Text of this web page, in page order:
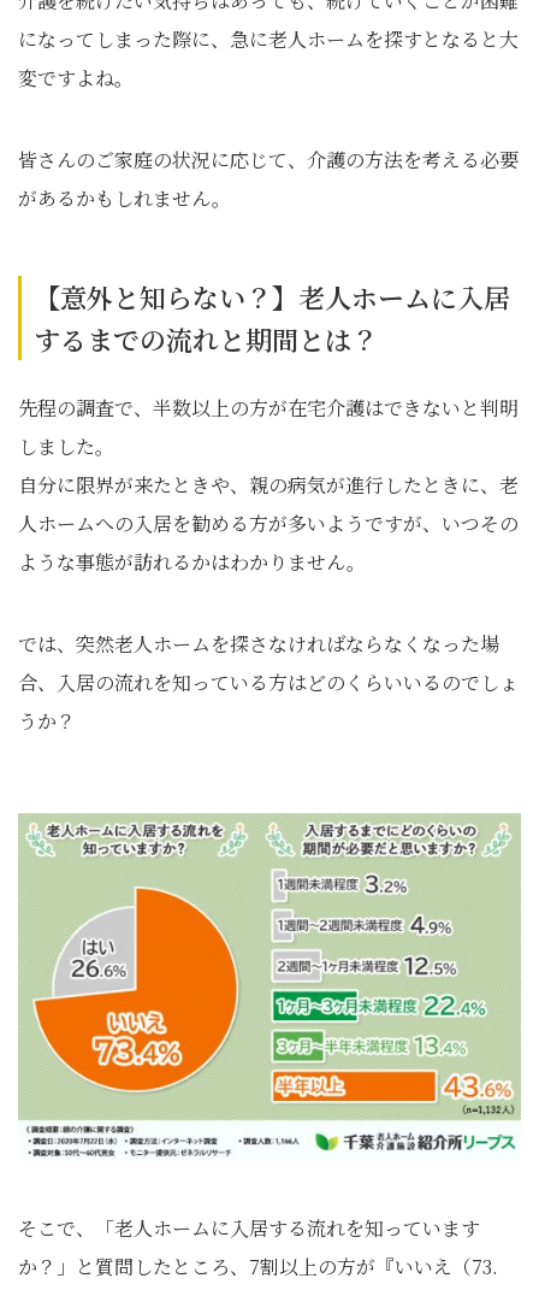
になってしまった際に、急に老人ホームを探すとなると大
変ですよね。
皆さんのご家庭の状況に応じて、介護の方法を考える必要
があるかもしれません。
【意外と知らない？】老人ホームに入居
するまでの流れと期間とは？
先程の調査で、半数以上の方が在宅介護はできないと判明
しました。
自分に限界が来たときや、親の病気が進行したときに、老
人ホームへの入居を勧める方が多いようですが、いつその
ような事態が訪れるかはわかりません。
では、突然老人ホームを探さなければならなくなった場
合、入居の流れを知っている方はどのくらいいるのでしょ
うか？
そこで、「老人ホームに入居する流れを知っています
か？」と質問したところ、7割以上の方が『いいえ（73.